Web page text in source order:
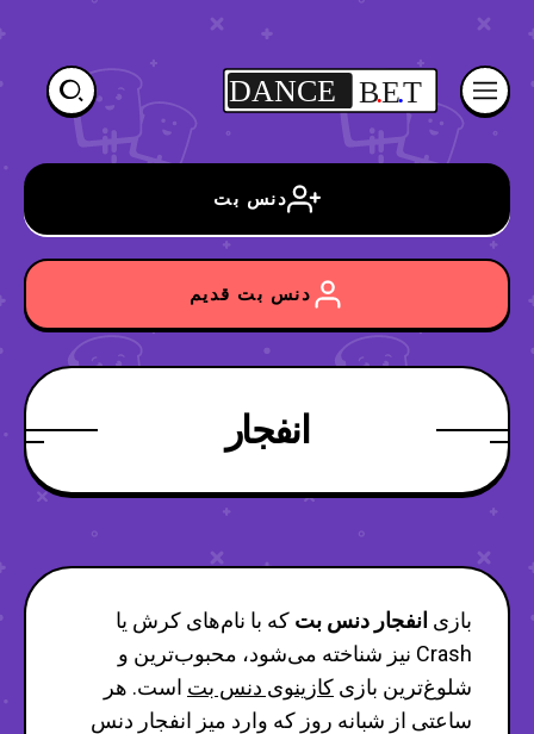
DANCE B.E.T
دنس بت
دنس بت قدیم
انفجار
بازی انفجار دنس بت که با نام‌های کرش یا
Crash نیز شناخته می‌شود، محبوب‌ترین و
شلوغ‌ترین بازی کازینوی دنس بت است. هر
ساعتی از شبانه روز که وارد میز انفجار دنس